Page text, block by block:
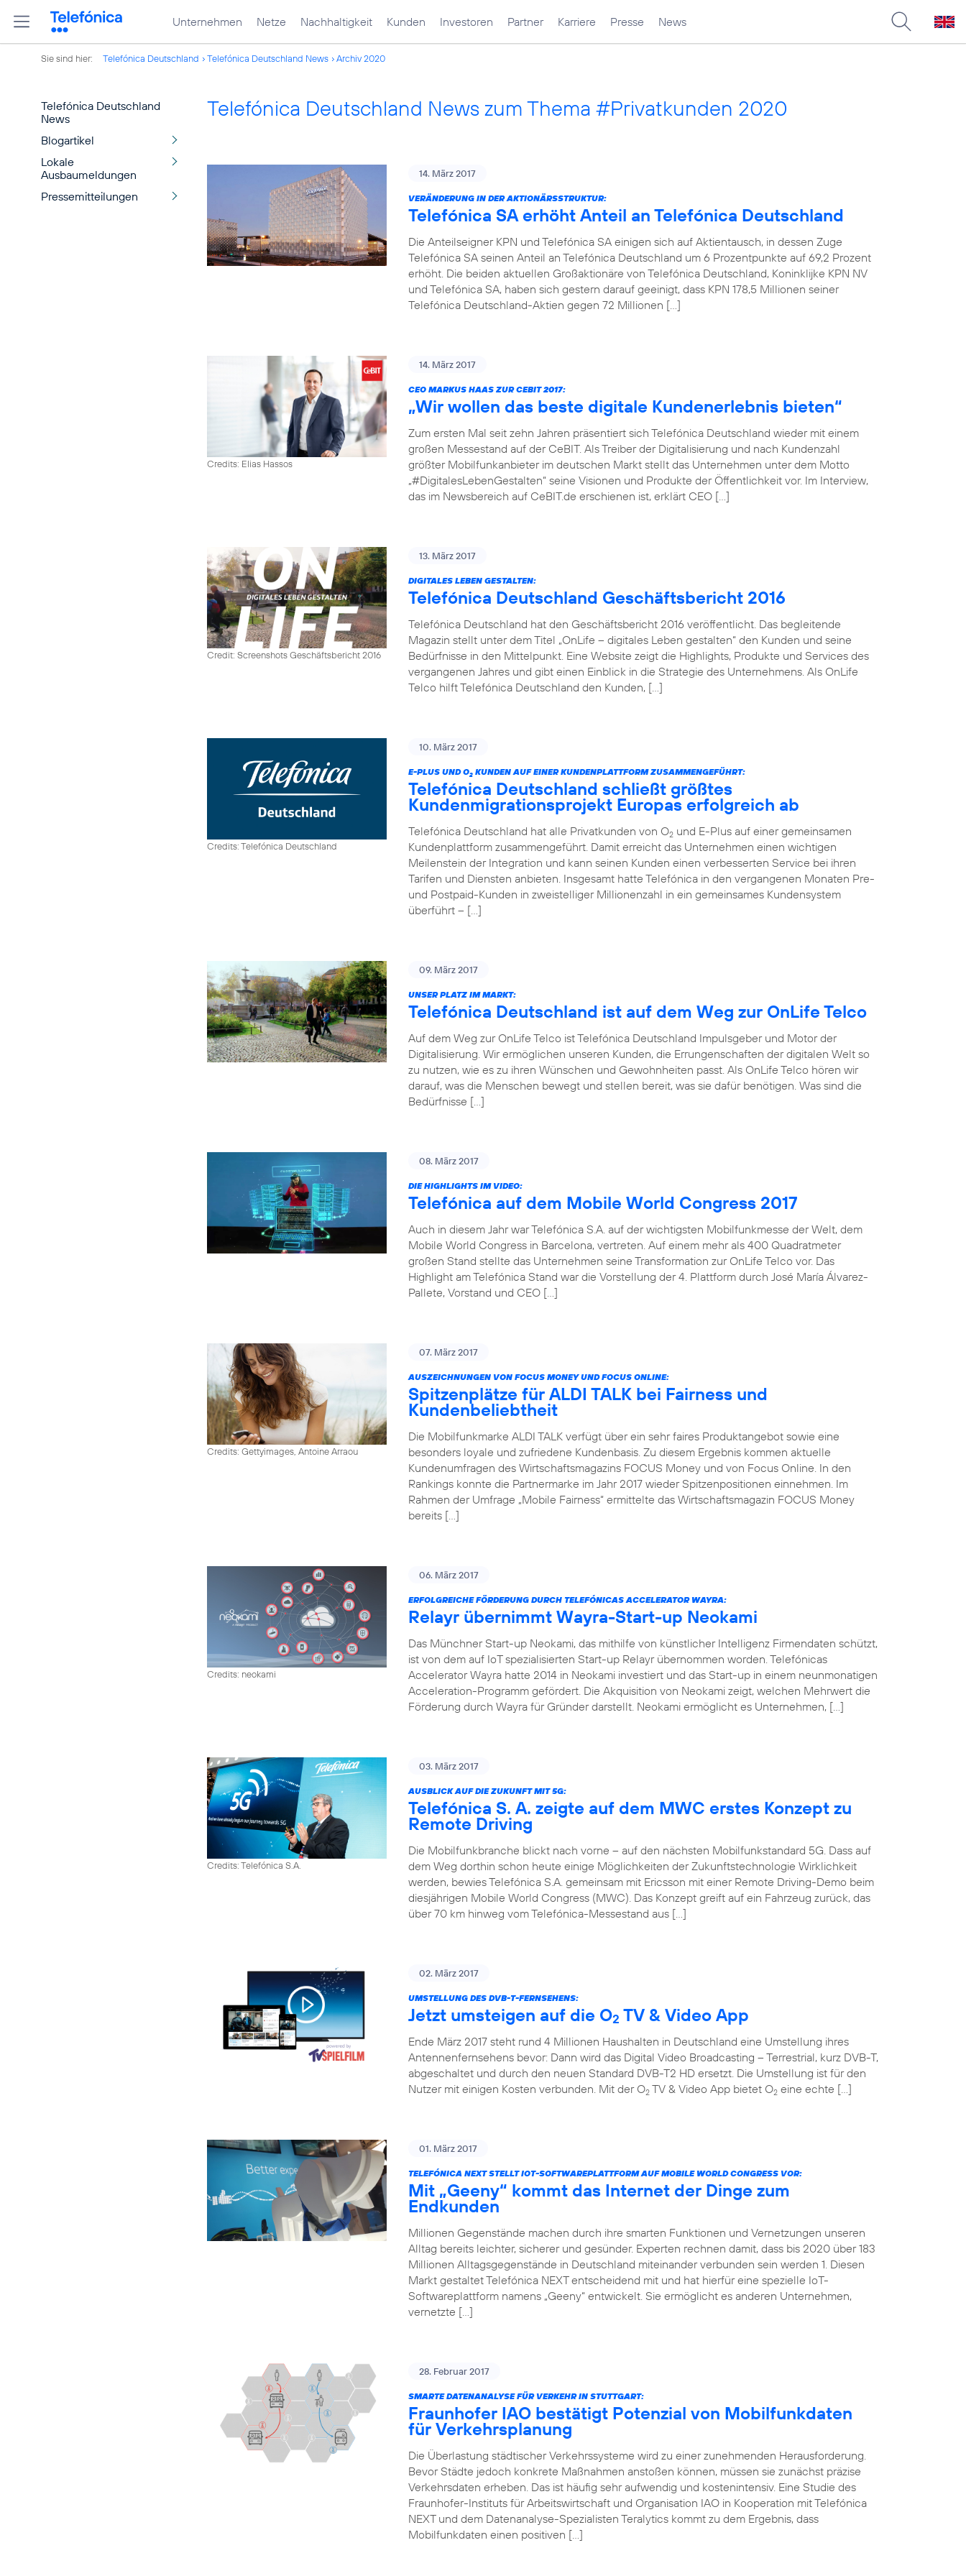
Unternehmen Netze Nachhaltigkeit Kunden Investoren Partner Karriere Presse News
Sie sind hier: Telefónica Deutschland Telefónica Deutschland News Archiv 2020
Telefónica Deutschland
News
Blogartikel
Lokale
Ausbaumeldungen
Pressemitteilungen
Telefónica Deutschland News zum Thema #Privatkunden 2020
14. März 2017
VERÄNDERUNG IN DER AKTIONÄRSSTRUKTUR:
Telefónica SA erhöht Anteil an Telefónica Deutschland
Die Anteilseigner KPN und Telefónica SA einigen sich auf Aktientausch, in dessen Zuge
Telefónica SA seinen Anteil an Telefónica Deutschland um 6 Prozentpunkte auf 69,2 Prozent
erhöht. Die beiden aktuellen Großaktionäre von Telefónica Deutschland, Koninklijke KPN NV
und Telefónica SA, haben sich gestern darauf geeinigt, dass KPN 178,5 Millionen seiner
Telefónica Deutschland-Aktien gegen 72 Millionen […]
Credits: Elias Hassos
14. März 2017
CEO MARKUS HAAS ZUR CEBIT 2017:
„Wir wollen das beste digitale Kundenerlebnis bieten“
Zum ersten Mal seit zehn Jahren präsentiert sich Telefónica Deutschland wieder mit einem
großen Messestand auf der CeBIT. Als Treiber der Digitalisierung und nach Kundenzahl
größter Mobilfunkanbieter im deutschen Markt stellt das Unternehmen unter dem Motto
„#DigitalesLebenGestalten“ seine Visionen und Produkte der Öffentlichkeit vor. Im Interview,
das im Newsbereich auf CeBIT.de erschienen ist, erklärt CEO […]
Credit: Screenshots Geschäftsbericht 2016
13. März 2017
DIGITALES LEBEN GESTALTEN:
Telefónica Deutschland Geschäftsbericht 2016
Telefónica Deutschland hat den Geschäftsbericht 2016 veröffentlicht. Das begleitende
Magazin stellt unter dem Titel „OnLife – digitales Leben gestalten“ den Kunden und seine
Bedürfnisse in den Mittelpunkt. Eine Website zeigt die Highlights, Produkte und Services des
vergangenen Jahres und gibt einen Einblick in die Strategie des Unternehmens. Als OnLife
Telco hilft Telefónica Deutschland den Kunden, […]
Credits: Telefónica Deutschland
10. März 2017
E-PLUS UND O2 KUNDEN AUF EINER KUNDENPLATTFORM ZUSAMMENGEFÜHRT:
Telefónica Deutschland schließt größtes
Kundenmigrationsprojekt Europas erfolgreich ab
Telefónica Deutschland hat alle Privatkunden von O2 und E-Plus auf einer gemeinsamen
Kundenplattform zusammengeführt. Damit erreicht das Unternehmen einen wichtigen
Meilenstein der Integration und kann seinen Kunden einen verbesserten Service bei ihren
Tarifen und Diensten anbieten. Insgesamt hatte Telefónica in den vergangenen Monaten Pre-
und Postpaid-Kunden in zweistelliger Millionenzahl in ein gemeinsames Kundensystem
überführt – […]
09. März 2017
UNSER PLATZ IM MARKT:
Telefónica Deutschland ist auf dem Weg zur OnLife Telco
Auf dem Weg zur OnLife Telco ist Telefónica Deutschland Impulsgeber und Motor der
Digitalisierung. Wir ermöglichen unseren Kunden, die Errungenschaften der digitalen Welt so
zu nutzen, wie es zu ihren Wünschen und Gewohnheiten passt. Als OnLife Telco hören wir
darauf, was die Menschen bewegt und stellen bereit, was sie dafür benötigen. Was sind die
Bedürfnisse […]
08. März 2017
DIE HIGHLIGHTS IM VIDEO:
Telefónica auf dem Mobile World Congress 2017
Auch in diesem Jahr war Telefónica S.A. auf der wichtigsten Mobilfunkmesse der Welt, dem
Mobile World Congress in Barcelona, vertreten. Auf einem mehr als 400 Quadratmeter
großen Stand stellte das Unternehmen seine Transformation zur OnLife Telco vor. Das
Highlight am Telefónica Stand war die Vorstellung der 4. Plattform durch José María Álvarez-
Pallete, Vorstand und CEO […]
Credits: Gettyimages, Antoine Arraou
07. März 2017
AUSZEICHNUNGEN VON FOCUS MONEY UND FOCUS ONLINE:
Spitzenplätze für ALDI TALK bei Fairness und
Kundenbeliebtheit
Die Mobilfunkmarke ALDI TALK verfügt über ein sehr faires Produktangebot sowie eine
besonders loyale und zufriedene Kundenbasis. Zu diesem Ergebnis kommen aktuelle
Kundenumfragen des Wirtschaftsmagazins FOCUS Money und von Focus Online. In den
Rankings konnte die Partnermarke im Jahr 2017 wieder Spitzenpositionen einnehmen. Im
Rahmen der Umfrage „Mobile Fairness“ ermittelte das Wirtschaftsmagazin FOCUS Money
bereits […]
Credits: neokami
06. März 2017
ERFOLGREICHE FÖRDERUNG DURCH TELEFÓNICAS ACCELERATOR WAYRA:
Relayr übernimmt Wayra-Start-up Neokami
Das Münchner Start-up Neokami, das mithilfe von künstlicher Intelligenz Firmendaten schützt,
ist von dem auf IoT spezialisierten Start-up Relayr übernommen worden. Telefónicas
Accelerator Wayra hatte 2014 in Neokami investiert und das Start-up in einem neunmonatigen
Acceleration-Programm gefördert. Die Akquisition von Neokami zeigt, welchen Mehrwert die
Förderung durch Wayra für Gründer darstellt. Neokami ermöglicht es Unternehmen, […]
Credits: Telefónica S.A.
03. März 2017
AUSBLICK AUF DIE ZUKUNFT MIT 5G:
Telefónica S. A. zeigte auf dem MWC erstes Konzept zu
Remote Driving
Die Mobilfunkbranche blickt nach vorne – auf den nächsten Mobilfunkstandard 5G. Dass auf
dem Weg dorthin schon heute einige Möglichkeiten der Zukunftstechnologie Wirklichkeit
werden, bewies Telefónica S.A. gemeinsam mit Ericsson mit einer Remote Driving-Demo beim
diesjährigen Mobile World Congress (MWC). Das Konzept greift auf ein Fahrzeug zurück, das
über 70 km hinweg vom Telefónica-Messestand aus […]
02. März 2017
UMSTELLUNG DES DVB-T-FERNSEHENS:
Jetzt umsteigen auf die O2 TV & Video App
Ende März 2017 steht rund 4 Millionen Haushalten in Deutschland eine Umstellung ihres
Antennenfernsehens bevor: Dann wird das Digital Video Broadcasting – Terrestrial, kurz DVB-T,
abgeschaltet und durch den neuen Standard DVB-T2 HD ersetzt. Die Umstellung ist für den
Nutzer mit einigen Kosten verbunden. Mit der O2 TV & Video App bietet O2 eine echte […]
01. März 2017
TELEFÓNICA NEXT STELLT IOT-SOFTWAREPLATTFORM AUF MOBILE WORLD CONGRESS VOR:
Mit „Geeny“ kommt das Internet der Dinge zum
Endkunden
Millionen Gegenstände machen durch ihre smarten Funktionen und Vernetzungen unseren
Alltag bereits leichter, sicherer und gesünder. Experten rechnen damit, dass bis 2020 über 183
Millionen Alltagsgegenstände in Deutschland miteinander verbunden sein werden 1. Diesen
Markt gestaltet Telefónica NEXT entscheidend mit und hat hierfür eine spezielle IoT-
Softwareplattform namens „Geeny“ entwickelt. Sie ermöglicht es anderen Unternehmen,
vernetzte […]
28. Februar 2017
SMARTE DATENANALYSE FÜR VERKEHR IN STUTTGART:
Fraunhofer IAO bestätigt Potenzial von Mobilfunkdaten
für Verkehrsplanung
Die Überlastung städtischer Verkehrssysteme wird zu einer zunehmenden Herausforderung.
Bevor Städte jedoch konkrete Maßnahmen anstoßen können, müssen sie zunächst präzise
Verkehrsdaten erheben. Das ist häufig sehr aufwendig und kostenintensiv. Eine Studie des
Fraunhofer-Instituts für Arbeitswirtschaft und Organisation IAO in Kooperation mit Telefónica
NEXT und dem Datenanalyse-Spezialisten Teralytics kommt zu dem Ergebnis, dass
Mobilfunkdaten einen positiven […]